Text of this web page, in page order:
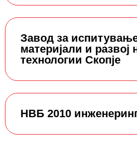
Завод за
материјали и развој
технологии Скопје
НВБ 2010